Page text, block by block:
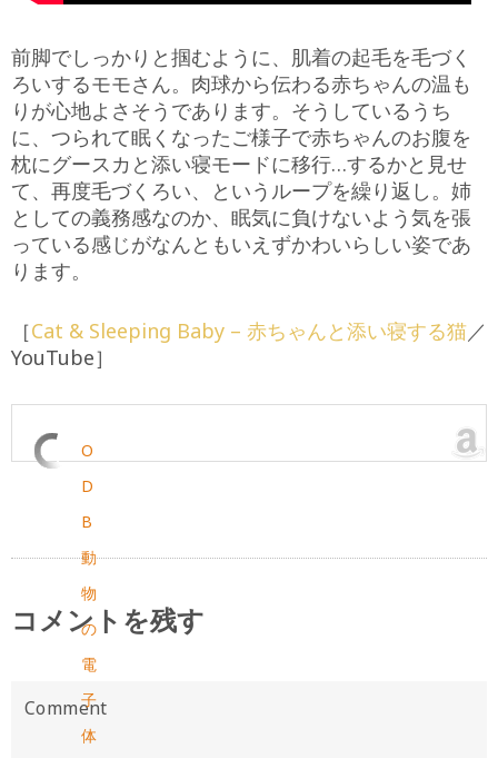
前脚でしっかりと掴むように、肌着の起毛を毛づく
ろいするモモさん。肉球から伝わる赤ちゃんの温も
りが心地よさそうであります。そうしているうち
に、つられて眠くなったご様子で赤ちゃんのお腹を
枕にグースカと添い寝モードに移行…するかと見せ
て、再度毛づくろい、というループを繰り返し。姉
としての義務感なのか、眠気に負けないよう気を張
っている感じがなんともいえずかわいらしい姿であ
ります。
［Cat & Sleeping Baby – 赤ちゃんと添い寝する猫／
YouTube］
O
D
B
動
物
の
電
子
体
コメントを残す